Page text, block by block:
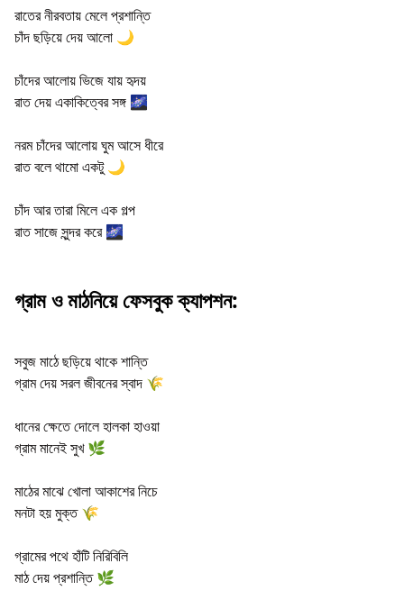
রাতের নীরবতায় মেলে প্রশান্তি
চাঁদ ছড়িয়ে দেয় আলো 🌙
চাঁদের আলোয় ভিজে যায় হৃদয়
রাত দেয় একাকিত্বের সঙ্গ 🌌
নরম চাঁদের আলোয় ঘুম আসে ধীরে
রাত বলে থামো একটু 🌙
চাঁদ আর তারা মিলে এক গল্প
রাত সাজে সুন্দর করে 🌌
গ্রাম ও মাঠনিয়ে ফেসবুক ক্যাপশন:
সবুজ মাঠে ছড়িয়ে থাকে শান্তি
গ্রাম দেয় সরল জীবনের স্বাদ 🌾
ধানের ক্ষেতে দোলে হালকা হাওয়া
গ্রাম মানেই সুখ 🌿
মাঠের মাঝে খোলা আকাশের নিচে
মনটা হয় মুক্ত 🌾
গ্রামের পথে হাঁটি নিরিবিলি
মাঠ দেয় প্রশান্তি 🌿